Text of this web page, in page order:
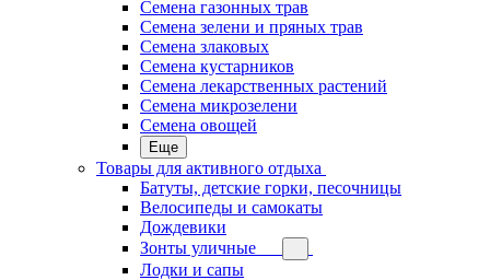
Семена газонных трав
Семена зелени и пряных трав
Семена злаковых
Семена кустарников
Семена лекарственных растений
Семена микрозелени
Семена овощей
Еще
Товары для активного отдыха
Батуты, детские горки, песочницы
Велосипеды и самокаты
Дождевики
Зонты уличные
Лодки и сапы